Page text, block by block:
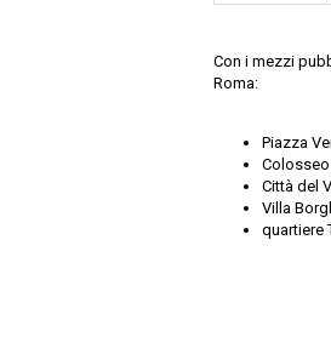
Con i mezzi
Roma:
Piazza
Città del
Villa
quartiere